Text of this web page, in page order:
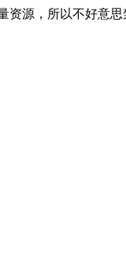
资源，所以不好意